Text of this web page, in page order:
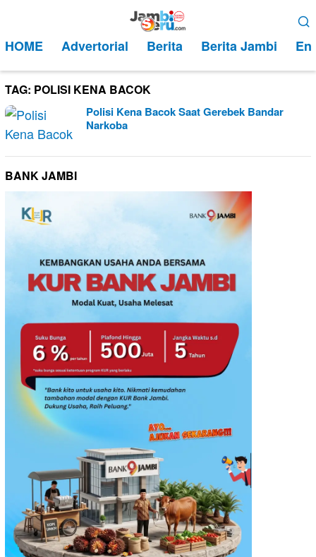
kontenMobile
HOME Advertorial Berita Berita Jambi
TAG: POLISI KENA BACOK
Polisi Kena Bacok Saat Gerebek Bandar
Narkoba
BANK JAMBI